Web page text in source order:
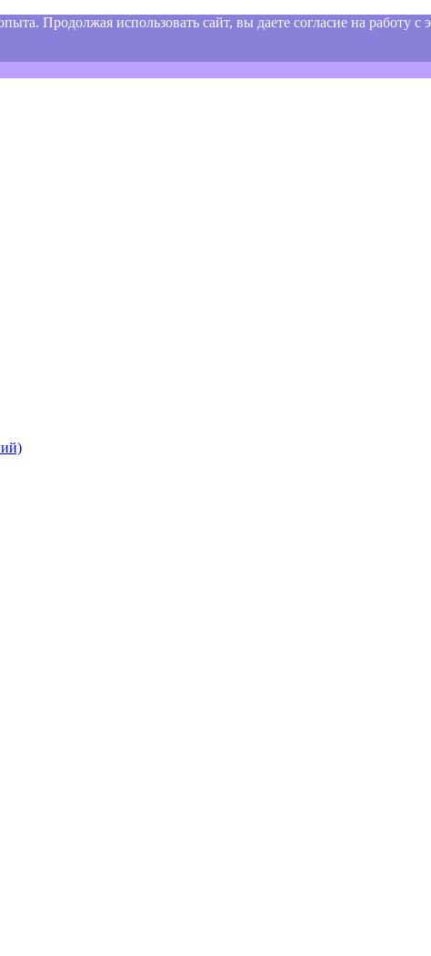
Продолжая использовать сайт, вы даете согласие на работу